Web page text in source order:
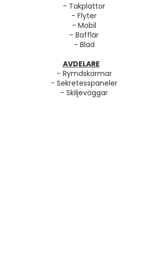
- Takplattor
- Flyter
- Mobil
- Bafflar
- Blad
AVDELARE
- Rymdskärmar
- Sekretesspaneler
- Skiljeväggar